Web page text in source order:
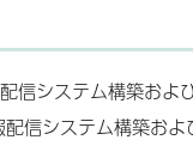
信システム構築およ
信システム構築お